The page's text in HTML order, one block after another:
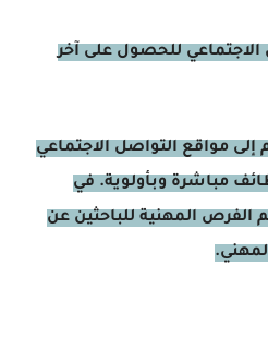
الاجتماعي للحصول على آخر
مواقع التواصل الاجتماعي
مباشرة وبأولوية. في
الفرص المهنية للباحثين عن